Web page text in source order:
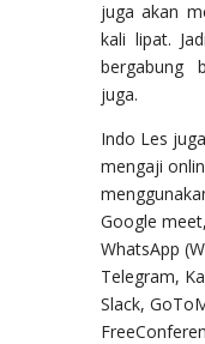
juga akan
kali lipat.
bergabung
juga.
Indo Les
mengaji
Google
WhatsApp
Telegram,
Slack,